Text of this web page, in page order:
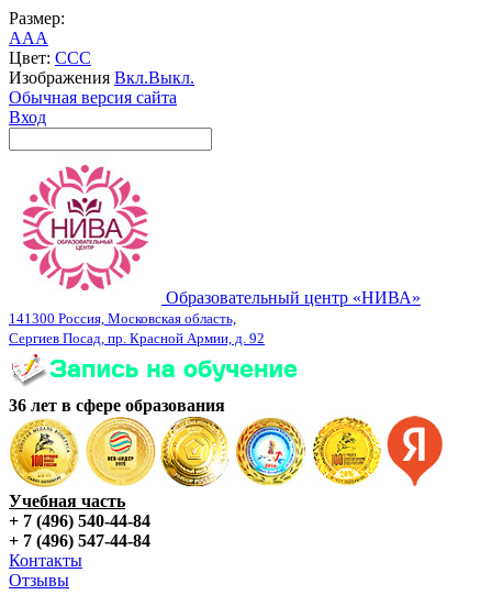
Размер:
AAA
Цвет: CCC
Изображения Вкл.Выкл.
Обычная версия сайта
Вход
Образовательный центр «НИВА»
141300 Россия, Московская область,
Сергиев Посад, пр. Красной Армии, д. 92
36 лет в сфере образования
Учебная часть
+ 7 (496) 540-44-84
+ 7 (496) 547-44-84
Контакты
Отзывы